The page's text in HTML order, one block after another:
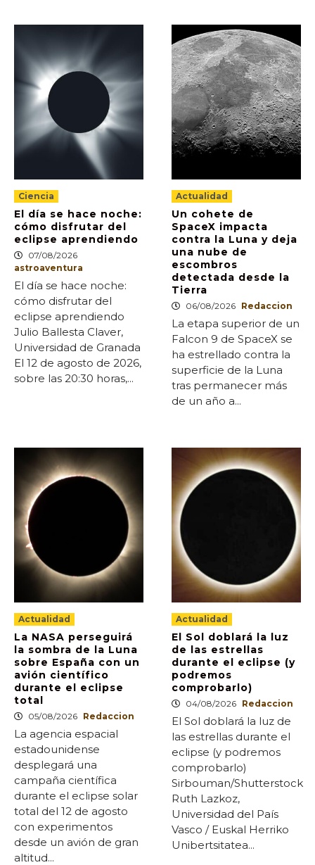
Ciencia
El día se hace noche:
cómo disfrutar del
eclipse aprendiendo
07/08/2026
astroaventura
El día se hace noche:
cómo disfrutar del
eclipse aprendiendo
Julio Ballesta Claver,
Universidad de Granada
El 12 de agosto de 2026,
sobre las 20:30 horas,...
Actualidad
Un cohete de
SpaceX impacta
contra la Luna y deja
una nube de
escombros
detectada desde la
Tierra
06/08/2026 Redaccion
La etapa superior de un
Falcon 9 de SpaceX se
ha estrellado contra la
superficie de la Luna
tras permanecer más
de un año a...
Actualidad
La NASA perseguirá
la sombra de la Luna
sobre España con un
avión científico
durante el eclipse
total
05/08/2026 Redaccion
La agencia espacial
estadounidense
desplegará una
campaña científica
durante el eclipse solar
total del 12 de agosto
con experimentos
desde un avión de gran
altitud...
Actualidad
El Sol doblará la luz
de las estrellas
durante el eclipse (y
podremos
comprobarlo)
04/08/2026 Redaccion
El Sol doblará la luz de
las estrellas durante el
eclipse (y podremos
comprobarlo)
Sirbouman/Shutterstock
Ruth Lazkoz,
Universidad del País
Vasco / Euskal Herriko
Unibertsitatea...